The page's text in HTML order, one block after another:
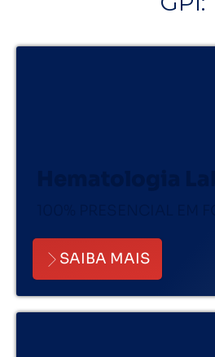
Hematologia
100% PRESENCIAL EM
SAIBA MAIS